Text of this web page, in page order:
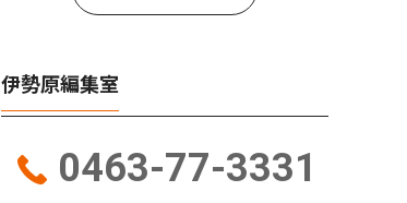
伊勢原編集室
0463-77-3331